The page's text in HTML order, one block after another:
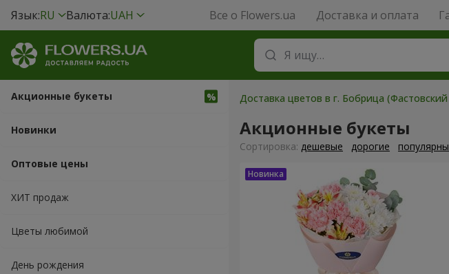
Язык:RU Валюта:UAH Все о Flowers.ua Доставка и оплата
Акционные букеты
Новинки
Оптовые цены
ХИТ продаж
Цветы любимой
День рождения
Доставка цветов в г. Бобрица
Акционные букеты
Cортировка: дешевые дорогие